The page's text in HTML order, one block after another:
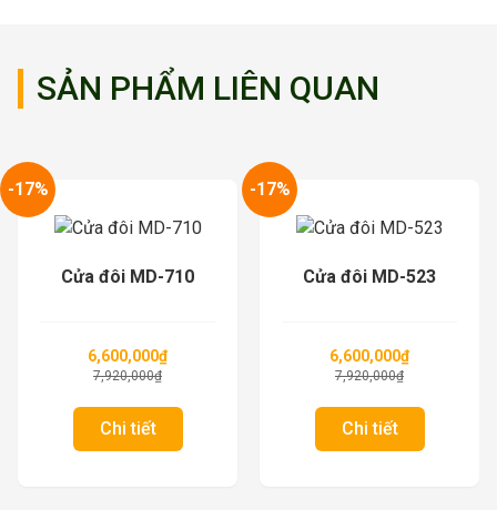
SẢN PHẨM LIÊN QUAN
-17%
Cửa đôi MD-523
6,600,000₫
7,920,000₫
Chi tiết
-17%
Cửa đôi MD-210
6,600,000₫
7,920,000₫
Chi tiết